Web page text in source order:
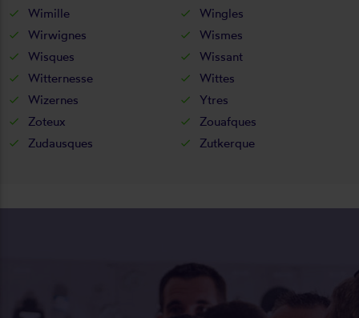
Wimille
Wingles
Wirwignes
Wismes
Wisques
Wissant
Witternesse
Wittes
Wizernes
Ytres
Zoteux
Zouafques
Zudausques
Zutkerque